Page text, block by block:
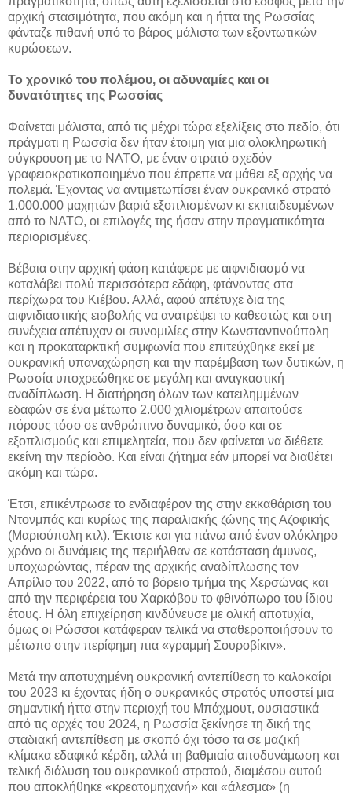
αρχική στασιμότητα, που ακόμη και η ήττα της Ρωσσίας
φάνταζε πιθανή υπό το βάρος μάλιστα των εξοντωτικών
κυρώσεων.
Το χρονικό του πολέμου, οι αδυναμίες και οι
δυνατότητες της Ρωσσίας
Φαίνεται μάλιστα, από τις μέχρι τώρα εξελίξεις στο πεδίο, ότι
πράγματι η Ρωσσία δεν ήταν έτοιμη για μια ολοκληρωτική
σύγκρουση με το ΝΑΤΟ, με έναν στρατό σχεδόν
γραφειοκρατικοποιημένο που έπρεπε να μάθει εξ αρχής να
πολεμά. Έχοντας να αντιμετωπίσει έναν ουκρανικό στρατό
1.000.000 μαχητών βαριά εξοπλισμένων κι εκπαιδευμένων
από το ΝΑΤΟ, οι επιλογές της ήσαν στην πραγματικότητα
περιορισμένες.
Βέβαια στην αρχική φάση κατάφερε με αιφνιδιασμό να
καταλάβει πολύ περισσότερα εδάφη, φτάνοντας στα
περίχωρα του Κιέβου. Αλλά, αφού απέτυχε δια της
αιφνιδιαστικής εισβολής να ανατρέψει το καθεστώς και στη
συνέχεια απέτυχαν οι συνομιλίες στην Κωνσταντινούπολη
και η προκαταρκτική συμφωνία που επιτεύχθηκε εκεί με
ουκρανική υπαναχώρηση και την παρέμβαση των δυτικών, η
Ρωσσία υποχρεώθηκε σε μεγάλη και αναγκαστική
αναδίπλωση. Η διατήρηση όλων των κατειλημμένων
εδαφών σε ένα μέτωπο 2.000 χιλιομέτρων απαιτούσε
πόρους τόσο σε ανθρώπινο δυναμικό, όσο και σε
εξοπλισμούς και επιμελητεία, που δεν φαίνεται να διέθετε
εκείνη την περίοδο. Και είναι ζήτημα εάν μπορεί να διαθέτει
ακόμη και τώρα.
Έτσι, επικέντρωσε το ενδιαφέρον της στην εκκαθάριση του
Ντονμπάς και κυρίως της παραλιακής ζώνης της Αζοφικής
(Μαριούπολη κτλ). Έκτοτε και για πάνω από έναν ολόκληρο
χρόνο οι δυνάμεις της περιήλθαν σε κατάσταση άμυνας,
υποχωρώντας, πέραν της αρχικής αναδίπλωσης τον
Απρίλιο του 2022, από το βόρειο τμήμα της Χερσώνας και
από την περιφέρεια του Χαρκόβου το φθινόπωρο του ίδιου
έτους. Η όλη επιχείρηση κινδύνευσε με ολική αποτυχία,
όμως οι Ρώσσοι κατάφεραν τελικά να σταθεροποιήσουν το
μέτωπο στην περίφημη πια «γραμμή Σουροβίκιν».
Μετά την αποτυχημένη ουκρανική αντεπίθεση το καλοκαίρι
του 2023 κι έχοντας ήδη ο ουκρανικός στρατός υποστεί μια
σημαντική ήττα στην περιοχή του Μπάχμουτ, ουσιαστικά
από τις αρχές του 2024, η Ρωσσία ξεκίνησε τη δική της
σταδιακή αντεπίθεση με σκοπό όχι τόσο τα σε μαζική
κλίμακα εδαφικά κέρδη, αλλά τη βαθμιαία αποδυνάμωση και
τελική διάλυση του ουκρανικού στρατού, διαμέσου αυτού
που αποκλήθηκε «κρεατομηχανή» και «άλεσμα» (η